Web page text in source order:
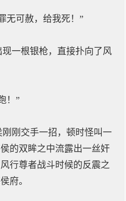
可赦，给我死！”
根银枪，直接扑向了风
！”
交手一招，顿时怪叫一
的双眸之中流露出一丝奸
行尊者战斗时候的反震之
府。